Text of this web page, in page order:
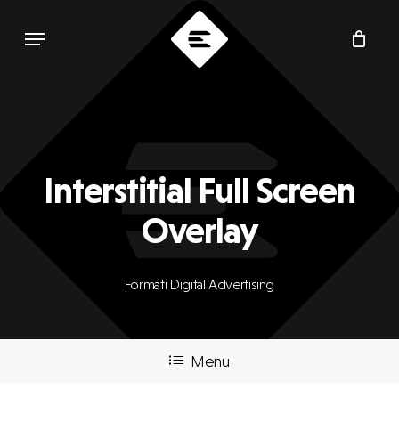
Menu
Interstitial Full Screen
Overlay
Formati Digital Advertising
Menu